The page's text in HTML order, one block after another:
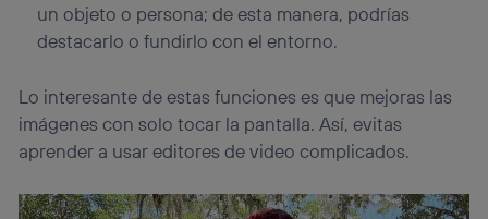
un objeto o persona; de esta manera, podrías
destacarlo o fundirlo con el entorno.
Lo interesante de estas funciones es que mejoras las
imágenes con solo tocar la pantalla. Así, evitas
aprender a usar editores de video complicados.